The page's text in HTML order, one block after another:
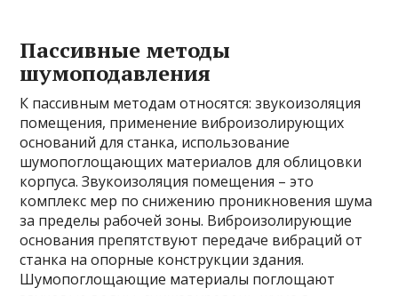
Пассивные методы
шумоподавления
К пассивным методам относятся: звукоизоляция
помещения, применение виброизолирующих
оснований для станка, использование
шумопоглощающих материалов для облицовки
корпуса. Звукоизоляция помещения – это
комплекс мер по снижению проникновения шума
за пределы рабочей зоны. Виброизолирующие
основания препятствуют передаче вибраций от
станка на опорные конструкции здания.
Шумопоглощающие материалы поглощают